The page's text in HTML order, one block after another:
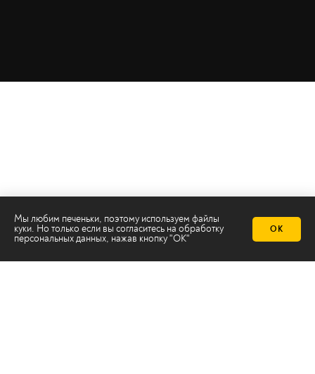
Мы любим печеньки, поэтому используем файлы
куки. Но только если вы согласитесь на обработку
персональных данных, нажав кнопку "ОК"
ОК